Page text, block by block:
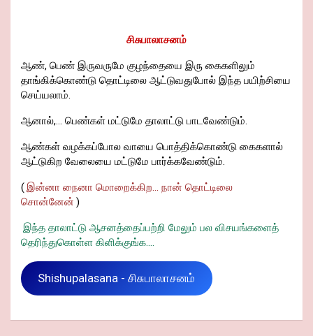
சிசுபாலாசனம்
ஆண், பெண் இருவருமே குழந்தையை இரு கைகளிலும்
தாங்கிக்கொண்டு தொட்டிலை ஆட்டுவதுபோல் இந்த பயிற்சியை
செய்யலாம்.
ஆனால்,... பெண்கள் மட்டுமே தாலாட்டு பாடவேண்டும்.
ஆண்கள் வழக்கப்போல வாயை பொத்திக்கொண்டு கைகளால்
ஆட்டுகிற வேலையை மட்டுமே பார்க்கவேண்டும்.
( இன்னா நைனா மொறைக்கிற... நான் தொட்டிலை
சொன்னேன் )
இந்த தாலாட்டு ஆசனத்தைப்பற்றி மேலும் பல விசயங்களைத்
தெரிந்துகொள்ள கிளிக்குங்க....
Shishupalasana - சிசுபாலாசனம்